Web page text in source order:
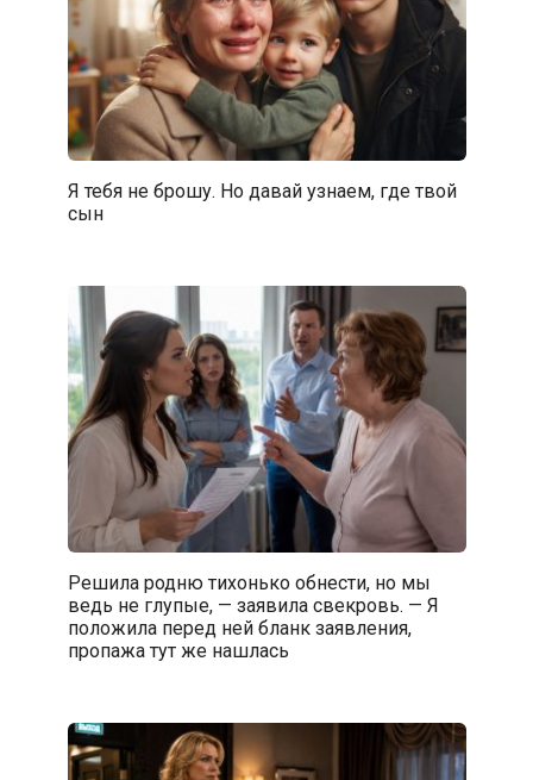
Я тебя не брошу. Но давай узнаем, где твой
сын
Решила родню тихонько обнести, но мы
ведь не глупые, — заявила свекровь. — Я
положила перед ней бланк заявления,
пропажа тут же нашлась